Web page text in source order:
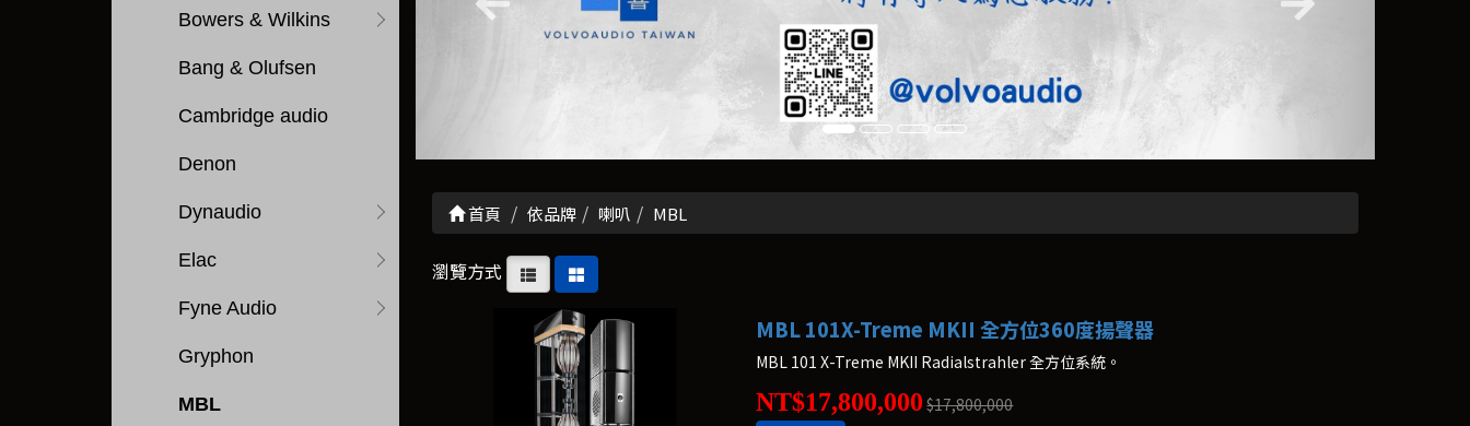
Bowers & Wilkins
Bang & Olufsen
Cambridge audio
Denon
Dynaudio
Elac
Fyne Audio
Gryphon
MBL
首頁 依品牌 喇叭 MBL
瀏覽方式
MBL 101X-Treme MKII 全方位360度揚聲器
MBL 101 X-Treme MKII Radialstrahler 全方位系統。
NT$17,800,000 $17,800,000